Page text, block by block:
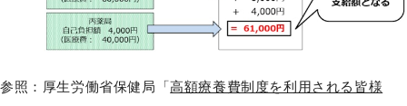
参照：厚生労働省保健局「高額療養費制度を利用される皆様